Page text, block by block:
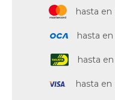
hasta en
hasta en
hasta en
hasta en